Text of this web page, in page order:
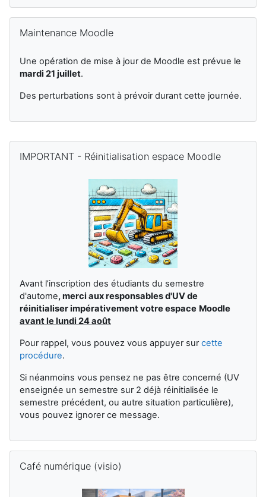
Maintenance Moodle
Une opération de mise à jour de Moodle est prévue le
mardi 21 juillet.
Des perturbations sont à prévoir durant cette journée.
IMPORTANT - Réinitialisation espace Moodle
Avant l’inscription des étudiants du semestre
d'autome,merci aux responsables d'UV de
réinitialiser impérativement votre espace Moodle
avant le lundi 24 août
Pour rappel, vous pouvez vous appuyer surcette
procédure.
Si néanmoins vous pensez ne pas être concerné (UV
enseignée un semestre sur 2 déjà réinitialisée le
semestre précédent, ou autre situation particulière),
vous pouvez ignorer ce message.
Café numérique (visio)